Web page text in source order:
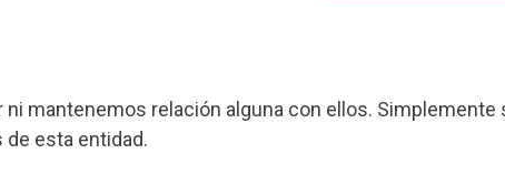
mantenemos relación alguna con ellos.
de esta entidad.